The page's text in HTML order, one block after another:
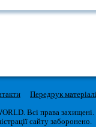
Передрук
Всі права захищені.
сайту заборонено.